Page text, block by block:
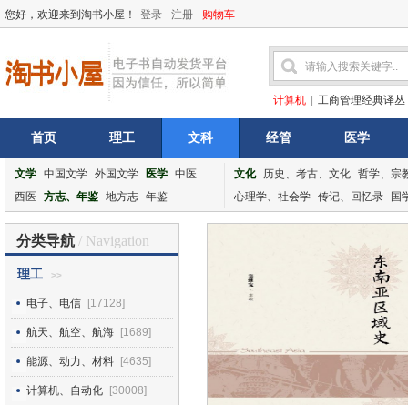
您好，欢迎来到淘书小屋！ 登录 注册 购物车
计算机 工商管理经典译丛
首页 理工 文科 经管 医学
文学 中国文学 外国文学 医学 中医
西医
方志、年鉴 地方志 年鉴
文化 历史、考古、文化 哲学、宗
心理学、社会学 传记、回忆录 国
分类导航 / Navigation
理工 >>
电子、电信 [17128]
航天、航空、航海 [1689]
能源、动力、材料 [4635]
计算机、自动化 [30008]